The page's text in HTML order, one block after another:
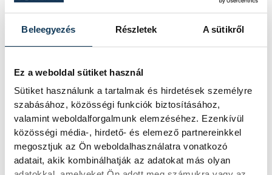
Beleegyezés Részletek A sütikről
Ez a weboldal sütiket használ
Sütiket használunk a tartalmak és hirdetések személyre
szabásához, közösségi funkciók biztosításához,
valamint weboldalforgalmunk elemzéséhez. Ezenkívül
közösségi média-, hirdető- és elemező partnereinkkel
megosztjuk az Ön weboldalhasználatra vonatkozó
adatait, akik kombinálhatják az adatokat más olyan
melyikünk hol tart most, merre szeretne
haladni! Fontos, hogy ilyenkor ne a
hétköznapi teendőket vegyük sorra,
vágyait, félelmeit! Így adódik lehetőség
arra, hogy megkeressük azokat az utakat,
megtaláljuk azokat a kompromisszumokat,
amelyek révén mindkét fél fejlődhet, és